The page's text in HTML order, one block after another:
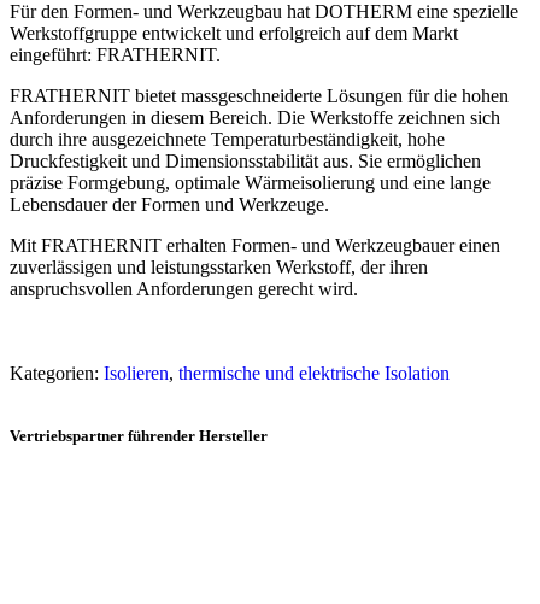
Für den Formen- und Werkzeugbau hat DOTHERM eine spezielle
Werkstoffgruppe entwickelt und erfolgreich auf dem Markt
eingeführt: FRATHERNIT.
FRATHERNIT bietet massgeschneiderte Lösungen für die hohen
Anforderungen in diesem Bereich. Die Werkstoffe zeichnen sich
durch ihre ausgezeichnete Temperaturbeständigkeit, hohe
Druckfestigkeit und Dimensionsstabilität aus. Sie ermöglichen
präzise Formgebung, optimale Wärmeisolierung und eine lange
Lebensdauer der Formen und Werkzeuge.
Mit FRATHERNIT erhalten Formen- und Werkzeugbauer einen
zuverlässigen und leistungsstarken Werkstoff, der ihren
anspruchsvollen Anforderungen gerecht wird.
Kategorien: Isolieren, thermische und elektrische Isolation
Vertriebspartner führender Hersteller